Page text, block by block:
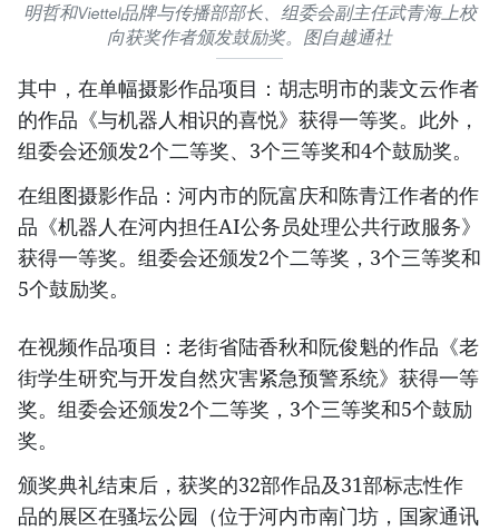
明哲和Viettel品牌与传播部部长、组委会副主任武青海上校
向获奖作者颁发鼓励奖。图自越通社
其中，在单幅摄影作品项目：胡志明市的裴文云作者
的作品《与机器人相识的喜悦》获得一等奖。此外，
组委会还颁发2个二等奖、3个三等奖和4个鼓励奖。
在组图摄影作品：河内市的阮富庆和陈青江作者的作
品《机器人在河内担任AI公务员处理公共行政服务》
获得一等奖。组委会还颁发2个二等奖，3个三等奖和
5个鼓励奖。
在视频作品项目：老街省陆香秋和阮俊魁的作品《老
街学生研究与开发自然灾害紧急预警系统》获得一等
奖。组委会还颁发2个二等奖，3个三等奖和5个鼓励
奖。
颁奖典礼结束后，获奖的32部作品及31部标志性作
品的展区在骚坛公园（位于河内市南门坊，国家通讯